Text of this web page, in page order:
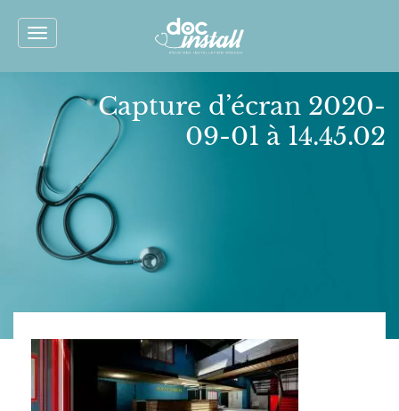
Toggle
Capture d’écran 2020-
09-01 à 14.45.02